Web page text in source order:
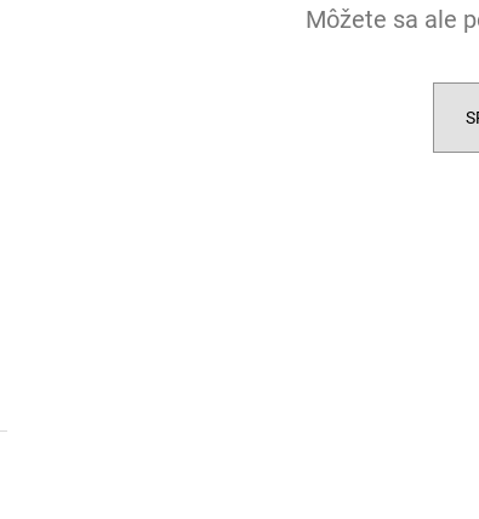
Môžete sa ale
3% CBD BROAD-SPECTRUM PRE MALÉ